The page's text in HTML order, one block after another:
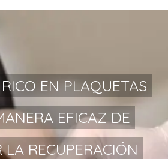
EN PLAQUETAS
EFICAZ DE
LA RECUPERACIÓN